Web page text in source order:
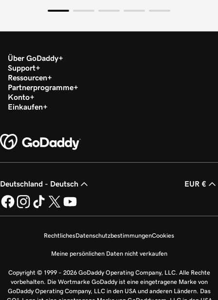
Über GoDaddy
Support
Ressourcen
Partnerprogramme
Konto
Einkaufen
Deutschland - Deutsch EUR €
RechtlichesDatenschutzbestimmungenCookies
Meine persönlichen Daten nicht verkaufen
Copyright © 1999 – 2026 GoDaddy Operating Company, LLC. Alle Rechte
vorbehalten. Die Wortmarke GoDaddy ist eine eingetragene Marke von
GoDaddy Operating Company, LLC in den USA und anderen Ländern. Das